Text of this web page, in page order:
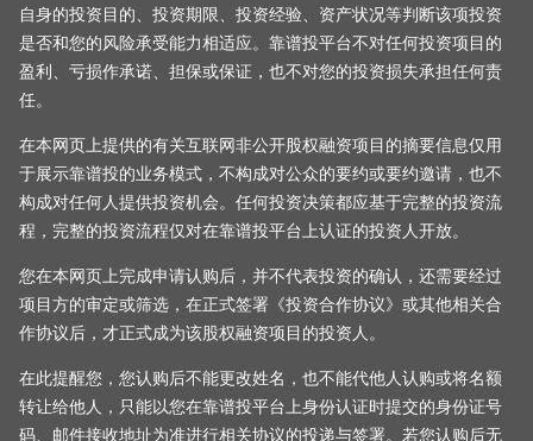
自身的投资目的、投资期限、投资经验、资产状况等判断该项投资
是否和您的风险承受能力相适应。靠谱投平台不对任何投资项目的
盈利、亏损作承诺、担保或保证，也不对您的投资损失承担任何责
任。
在本网页上提供的有关互联网非公开股权融资项目的摘要信息仅用
于展示靠谱投的业务模式，不构成对公众的要约或要约邀请，也不
构成对任何人提供投资机会。任何投资决策都应基于完整的投资流
程，完整的投资流程仅对在靠谱投平台上认证的投资人开放。
您在本网页上完成申请认购后，并不代表投资的确认，还需要经过
项目方的审定或筛选，在正式签署《投资合作协议》或其他相关合
作协议后，才正式成为该股权融资项目的投资人。
在此提醒您，您认购后不能更改姓名，也不能代他人认购或将名额
转让给他人，只能以您在靠谱投平台上身份认证时提交的身份证号
码、邮件接收地址为准进行相关协议的投递与签署。若您认购后无